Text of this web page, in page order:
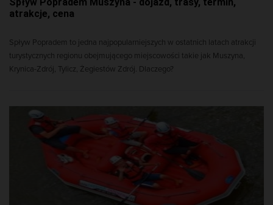
atrakcje, cena
Spływ Popradem to jedna najpopularniejszych w ostatnich latach atrakcji
turystycznych regionu obejmującego miejscowości takie jak Muszyna,
Krynica-Zdrój, Tylicz, Żegiestów Zdrój. Dlaczego?